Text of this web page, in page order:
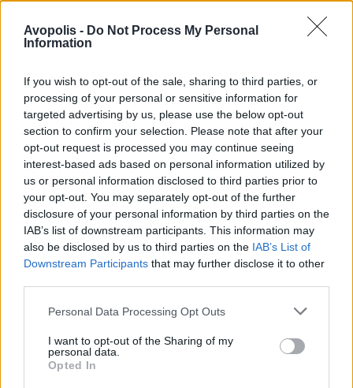
Avopolis - Do Not Process My Personal
Information
If you wish to opt-out of the sale, sharing to third parties, or
processing of your personal or sensitive information for
targeted advertising by us, please use the below opt-out
section to confirm your selection. Please note that after your
opt-out request is processed you may continue seeing
interest-based ads based on personal information utilized by
us or personal information disclosed to third parties prior to
your opt-out. You may separately opt-out of the further
disclosure of your personal information by third parties on the
IAB’s list of downstream participants. This information may
also be disclosed by us to third parties on the IAB’s List of
Downstream Participants that may further disclose it to other
Personal Data Processing Opt Outs
I want to opt-out of the Sharing of my
personal data.
Opted In